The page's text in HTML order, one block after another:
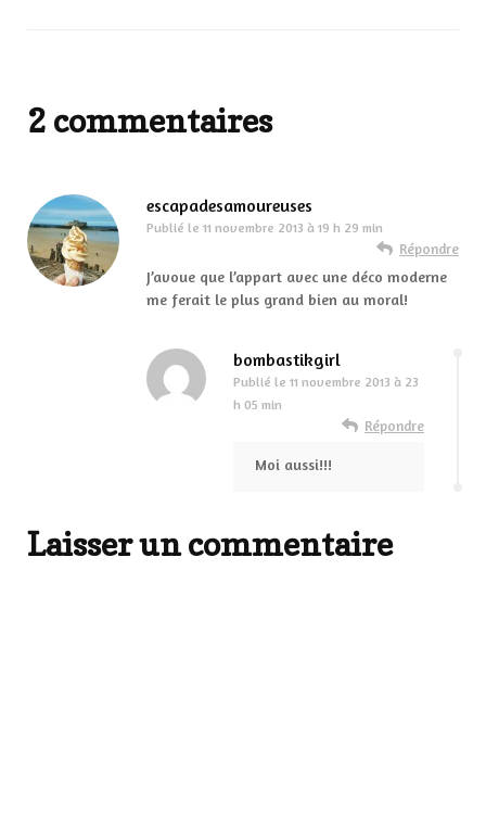
2 commentaires
escapadesamoureuses
Publié le 11 novembre 2013 à 19 h 29 min
Répondre
J’avoue que l’appart avec une déco moderne
me ferait le plus grand bien au moral!
bombastikgirl
Publié le 11 novembre 2013 à 23
h 05 min
Répondre
Moi aussi!!!
Laisser un commentaire